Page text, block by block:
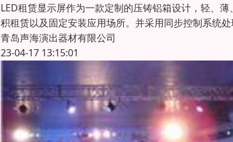
LED租赁显示屏作为一款定制的压铸铝箱设计，轻、
积租赁以及固定安装应用场所。并采用同步控制系统
青岛声海演出器材有限公司
23-04-17 13:15:01